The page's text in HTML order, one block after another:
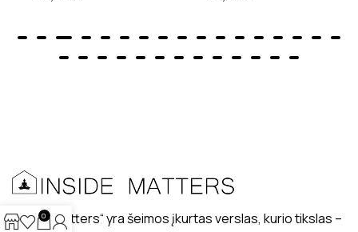
„Inside matters“ yra šeimos įkurtas verslas, kurio tikslas –
0